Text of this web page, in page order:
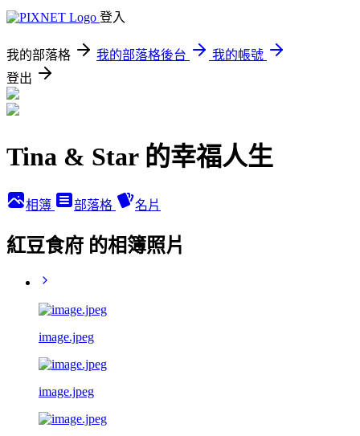
登入
我的部落格 我的部落格後台
我的帳號
登出
Tina & Star 的幸福人生
相簿 部落格 名片
紅豆食府 的相簿照片
image.jpeg
image.jpeg